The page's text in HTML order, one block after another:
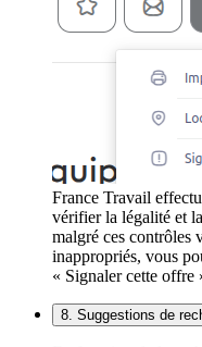
France Travail
vérifier la légalité et
malgré ces contrôles
inappropriés, vous
« Signaler cette offre
8. Suggestions de